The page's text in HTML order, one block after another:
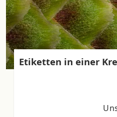
Etiketten in einer